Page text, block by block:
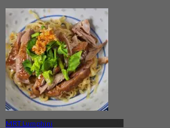
MRT Lumphini